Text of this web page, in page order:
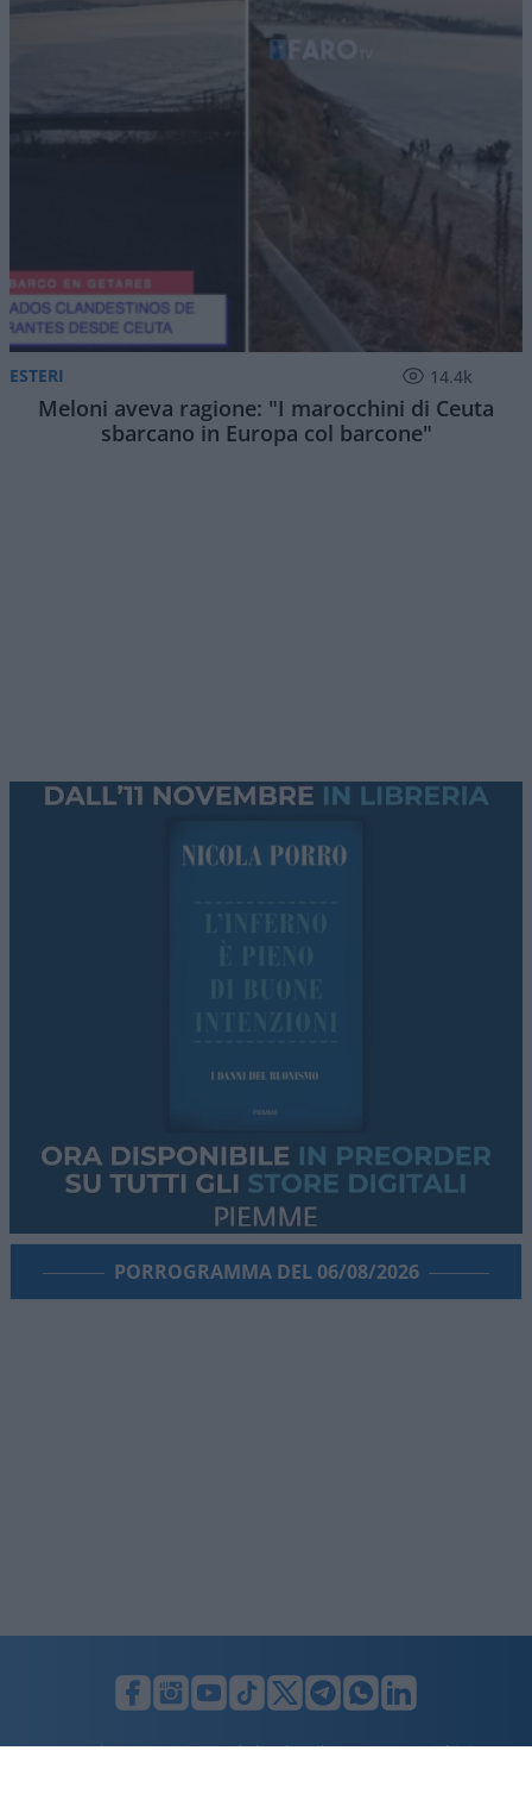
ESTERI 14.4k
Meloni aveva ragione: "I marocchini di Ceuta
sbarcano in Europa col barcone"
PORROGRAMMA DEL 06/08/2026
LUNIFIN S.r.l. a socio unico. Sede legale Milano, Largo F. Richini, 2/A,